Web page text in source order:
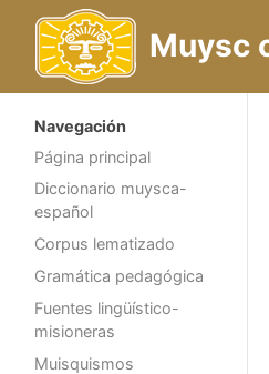
Muysc
Navegación
Página principal
Diccionario muysca-
español
Corpus lematizado
Gramática pedagógica
Fuentes lingüístico-
misioneras
Muisquismos